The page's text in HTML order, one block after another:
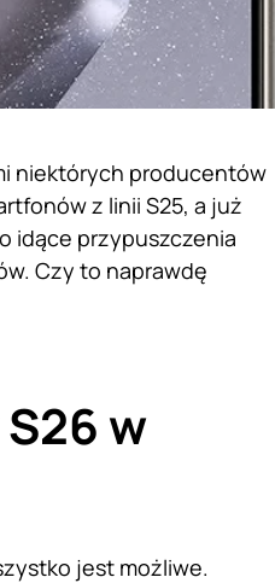
niektórych producentów
z linii S25, a już
idące przypuszczenia
Czy to naprawdę
w
jest możliwe.